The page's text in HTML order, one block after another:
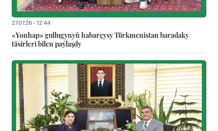
27.07.26 - 12:44
«Yonhap» gullugynyň habarçysy Türkmenistan baradaky
täsirleri bilen paýlaşdy